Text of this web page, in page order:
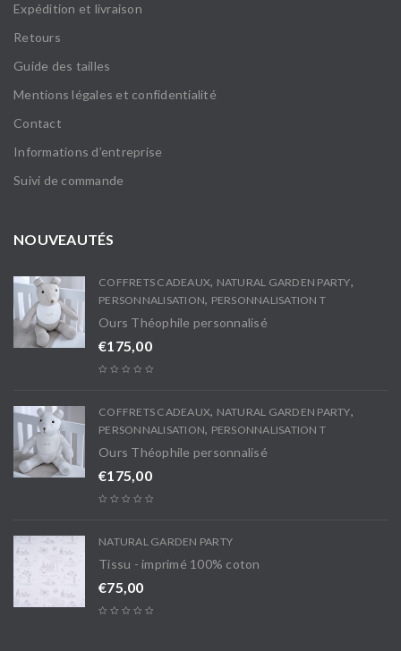
Expédition et livraison
Retours
Guide des tailles
Mentions légales et confidentialité
Contact
Informations d’entreprise
Suivi de commande
NOUVEAUTÉS
COFFRETS CADEAUX, NATURAL GARDEN PARTY,
PERSONNALISATION, PERSONNALISATION T
Ours Théophile personnalisé
€175,00
COFFRETS CADEAUX, NATURAL GARDEN PARTY,
PERSONNALISATION, PERSONNALISATION T
Ours Théophile personnalisé
€175,00
NATURAL GARDEN PARTY
Tissu - imprimé 100% coton
€75,00